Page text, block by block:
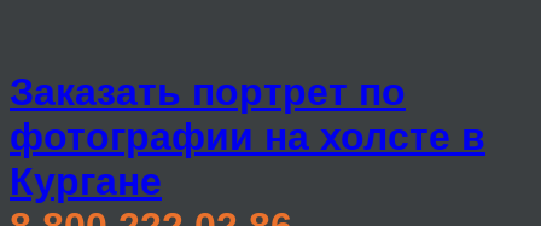
Заказать портрет по
фотографии на холсте в
Кургане